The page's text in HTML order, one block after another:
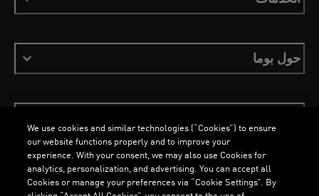
حول بوما
We use cookies and similar technologies (“Cookies”) to ensure
our website functions properly and to improve your
experience. With your consent, we may also use Cookies for
analytics, personalization, and advertising. You can accept all
Cookies or manage your preferences via “Cookie Settings”. By